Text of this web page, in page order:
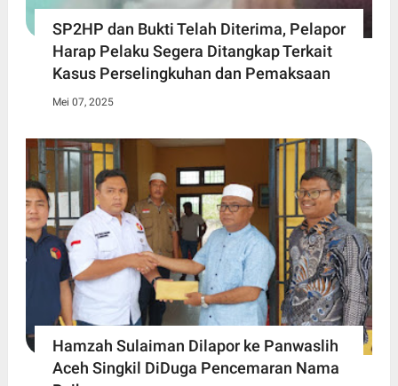
SP2HP dan Bukti Telah Diterima, Pelapor
Harap Pelaku Segera Ditangkap Terkait
Kasus Perselingkuhan dan Pemaksaan
Mei 07, 2025
Hamzah Sulaiman Dilapor ke Panwaslih
Aceh Singkil DiDuga Pencemaran Nama